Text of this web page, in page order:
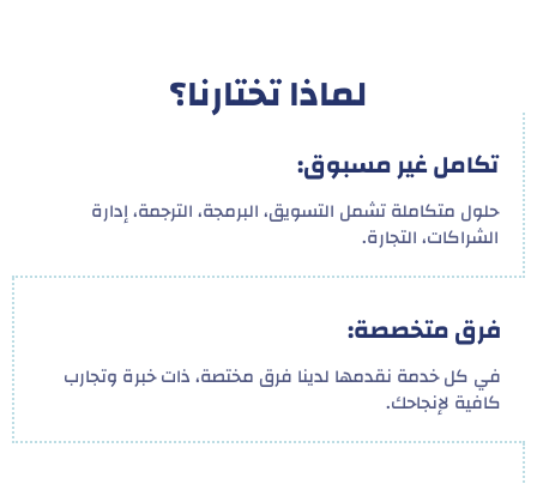
لماذا تختارنا؟
تكامل غير مسبوق:
حلول متكاملة تشمل التسويق، البرمجة، الترجمة، إدارة
الشراكات، التجارة.
فرق متخصصة:
في كل خدمة نقدمها لدينا فرق مختصة، ذات خبرة وتجارب
كافية لإنجاحك.